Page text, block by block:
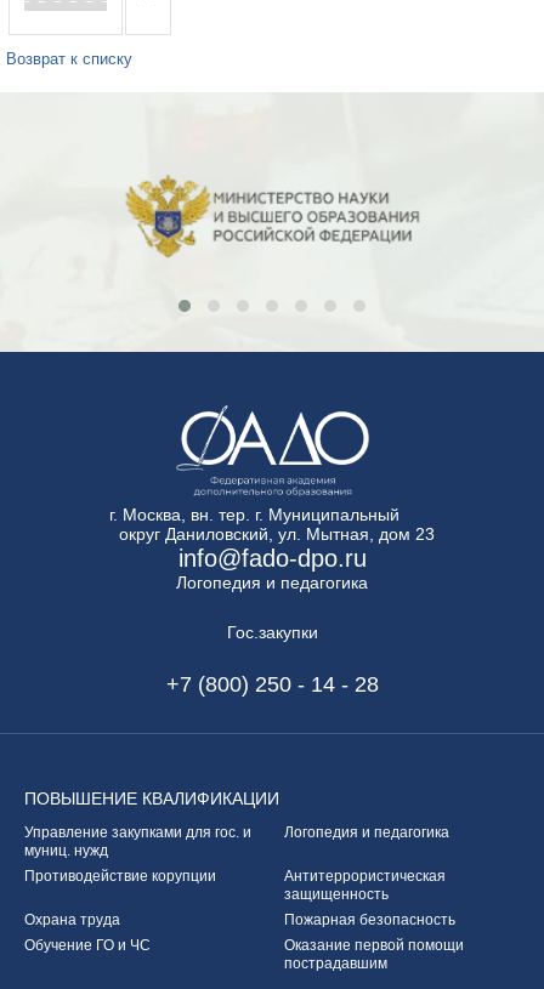
Возврат к списку
г. Москва, вн. тер. г. Муниципальный
округ Даниловский, ул. Мытная, дом 23
info@fado-dpo.ru
Логопедия и педагогика
Гос.закупки
+7 (800) 250 - 14 - 28
ПОВЫШЕНИЕ КВАЛИФИКАЦИИ
Управление закупками для гос. и
муниц. нужд
Логопедия и педагогика
Противодействие корупции
Антитеррористическая
защищенность
Охрана труда
Пожарная безопасность
Обучение ГО и ЧС
Оказание первой помощи
пострадавшим